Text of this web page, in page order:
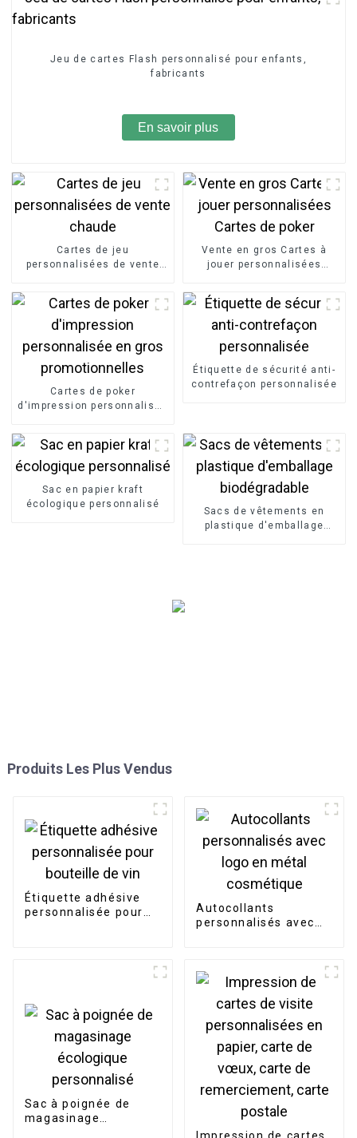
Jeu de cartes Flash personnalisé pour enfants,
fabricants
En savoir plus
Cartes de jeu
personnalisées de vente
Vente en gros Cartes à
jouer personnalisées
Cartes de poker
d'impression personnalisée
Étiquette de sécurité anti-
contrefaçon personnalisée
Sac en papier kraft
écologique personnalisé
Sacs de vêtements en
plastique d'emballage
Produits Les Plus Vendus
Étiquette adhésive
personnalisée pour
Autocollants
personnalisés avec
Sac à poignée de
magasinage